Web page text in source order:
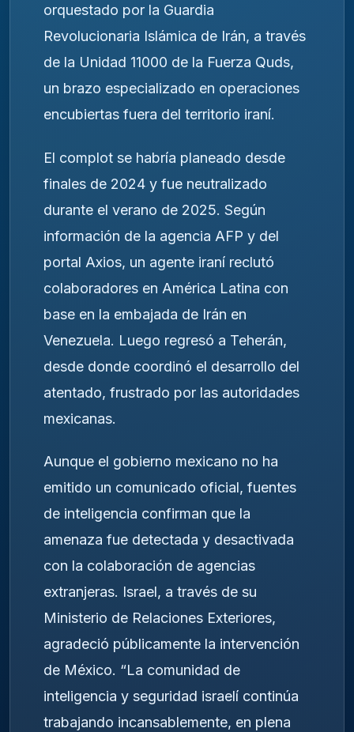
orquestado por la Guardia
Revolucionaria Islámica de Irán, a través
de la Unidad 11000 de la Fuerza Quds,
un brazo especializado en operaciones
encubiertas fuera del territorio iraní.
El complot se habría planeado desde
finales de 2024 y fue neutralizado
durante el verano de 2025. Según
información de la agencia AFP y del
portal Axios, un agente iraní reclutó
colaboradores en América Latina con
base en la embajada de Irán en
Venezuela. Luego regresó a Teherán,
desde donde coordinó el desarrollo del
atentado, frustrado por las autoridades
mexicanas.
Aunque el gobierno mexicano no ha
emitido un comunicado oficial, fuentes
de inteligencia confirman que la
amenaza fue detectada y desactivada
con la colaboración de agencias
extranjeras. Israel, a través de su
Ministerio de Relaciones Exteriores,
agradeció públicamente la intervención
de México. “La comunidad de
inteligencia y seguridad israelí continúa
trabajando incansablemente, en plena